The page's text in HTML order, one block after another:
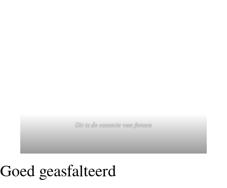
Dit is de essentie van fietsen
Goed geasfalteerd